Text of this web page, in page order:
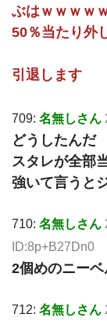
ぶはｗｗｗｗ
50％当たり外
引退します
709: 名無しさん
どうしたんだ
スタレが全部
強いて言うと
710: 名無しさん
ID:8p+B27Dn0
2個めのニー
712: 名無しさん